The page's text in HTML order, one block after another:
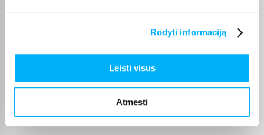
Rodyti informaciją
Leisti visus
Atmesti